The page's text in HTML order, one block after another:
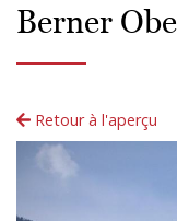
Berner
Retour à l'aperçu